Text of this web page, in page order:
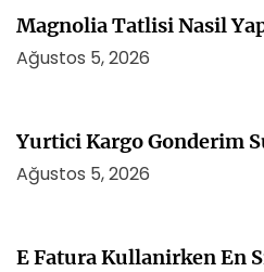
Magnolia Tatlisi Nasil
Ağustos 5, 2026
Yurtici Kargo Gonderim
Ağustos 5, 2026
E Fatura Kullanirken En